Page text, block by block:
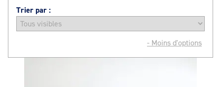
Trier par :
- Moins d'options